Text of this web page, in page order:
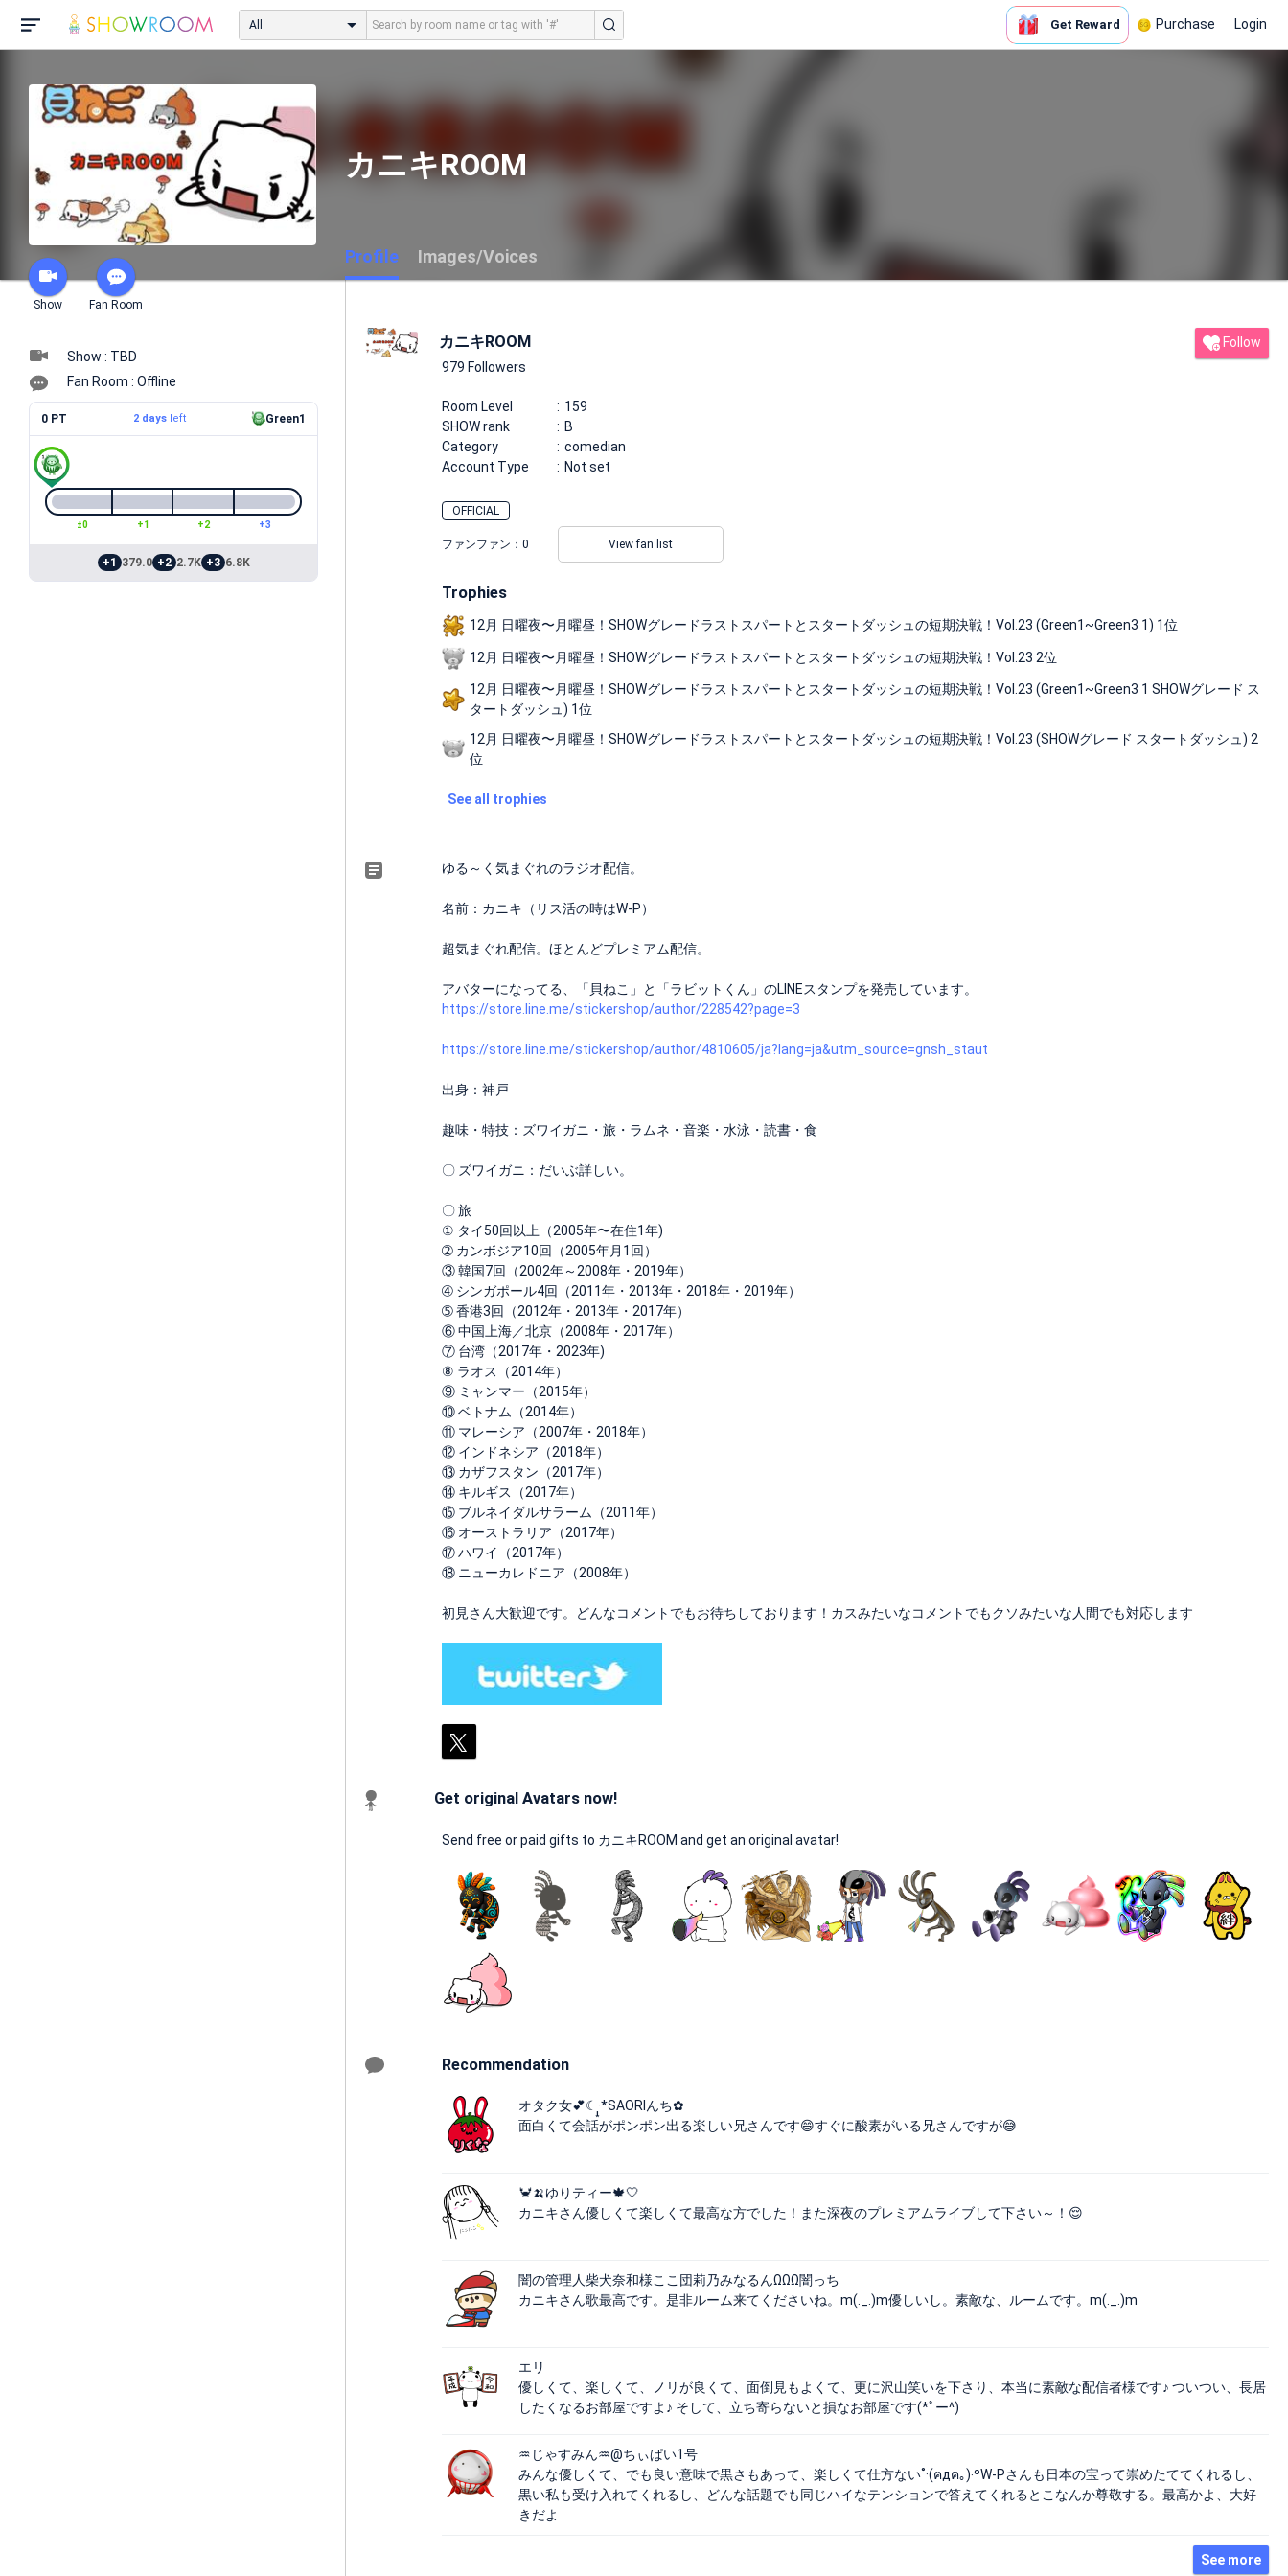
All Get Reward Purchase Login
Show Fan Room
カニキROOM
Profile Images/Voices
Show : TBD
Fan Room : Offline
0 PT 2 daysleft Green1
±0 +1 +2 +3
+1 379.0 +2 2.7K +3 6.8K
カニキROOM
979 Followers
Follow
Room Level
159
SHOW rank
B
Category
comedian
Account Type
Not set
OFFICIAL
ファンファン： 0 View fan list
Trophies
12月 日曜夜〜月曜昼！SHOWグレードラストスパートとスタートダッシュの短期決戦！Vol.23 (Green1~Green3 1) 1位
12月 日曜夜〜月曜昼！SHOWグレードラストスパートとスタートダッシュの短期決戦！Vol.23 2位
12月 日曜夜〜月曜昼！SHOWグレードラストスパートとスタートダッシュの短期決戦！Vol.23 (Green1~Green3 1 SHOWグレード ス
タートダッシュ) 1位
12月 日曜夜〜月曜昼！SHOWグレードラストスパートとスタートダッシュの短期決戦！Vol.23 (SHOWグレード スタートダッシュ) 2
位
See all trophies
ゆる～く気まぐれのラジオ配信。
名前：カニキ（リス活の時はW-P）
超気まぐれ配信。ほとんどプレミアム配信。
アバターになってる、「貝ねこ」と「ラビットくん」のLINEスタンプを発売しています。
https://store.line.me/stickershop/author/228542?page=3
https://store.line.me/stickershop/author/4810605/ja?lang=ja&utm_source=gnsh_staut
出身：神戸
趣味・特技：ズワイガニ・旅・ラムネ・音楽・水泳・読書・食
〇 ズワイガニ：だいぶ詳しい。
〇 旅
① タイ50回以上（2005年〜在住1年)
➁ カンボジア10回（2005年月1回）
③ 韓国7回（2002年～2008年・2019年）
➃ シンガポール4回（2011年・2013年・2018年・2019年）
➄ 香港3回（2012年・2013年・2017年）
⑥ 中国上海／北京（2008年・2017年）
⑦ 台湾（2017年・2023年)
⑧ ラオス（2014年）
⑨ ミャンマー（2015年）
⑩ ベトナム（2014年）
⑪ マレーシア（2007年・2018年）
⑫ インドネシア（2018年）
⑬ カザフスタン（2017年）
⑭ キルギス（2017年）
⑮ ブルネイダルサラーム（2011年）
⑯ オーストラリア（2017年）
⑰ ハワイ（2017年）
⑱ ニューカレドニア（2008年）
初見さん大歓迎です。どんなコメントでもお待ちしております！カスみたいなコメントでもクソみたいな人間でも対応します
Get original Avatars now!
Send free or paid gifts to カニキROOM and get an original avatar!
Recommendation
オタク女💕☾·̩͙*SAORIんち✿
面白くて会話がポンポン出る楽しい兄さんです😄すぐに酸素がいる兄さんですが😅
🦀🍌ゆりティー🍁‎🤍
カニキさん優しくて楽しくて最高な方でした！また深夜のプレミアムライブして下さい～！😌
闇の管理人柴犬奈和様ここ団莉乃みなるんΩΩΩ闇っち
カニキさん歌最高です。是非ルーム来てくださいね。m(._.)m優しいし。素敵な、ルームです。m(._.)m
エリ
優しくて、楽しくて、ノリが良くて、面倒見もよくて、更に沢山笑いを下さり、本当に素敵な配信者様です♪ ついつい、長居
したくなるお部屋ですよ♪ そして、立ち寄らないと損なお部屋です(*ﾟー^)
♒じゃすみん♒@ちぃぱい1号
みんな優しくて、でも良い意味で黒さもあって、楽しくて仕方ない˚·(ฅдฅ｡)‧ºW-Pさんも日本の宝って崇めたててくれるし、
黒い私も受け入れてくれるし、どんな話題でも同じハイなテンションで答えてくれるとこなんか尊敬する。最高かよ、大好
きだよ
See more